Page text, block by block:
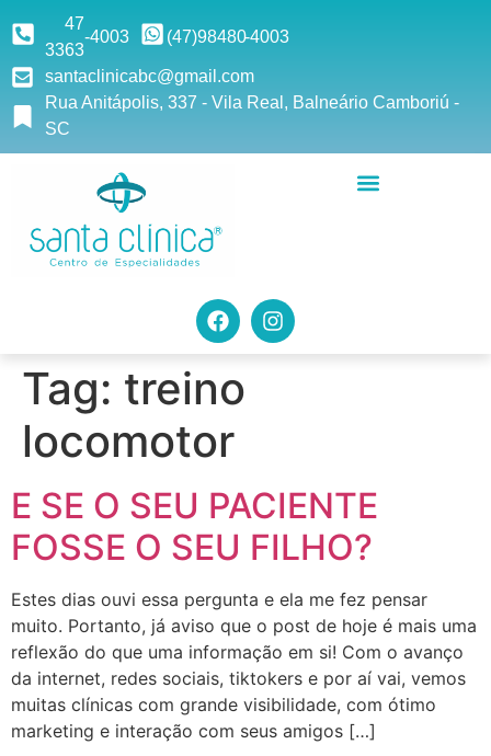
47
3363
-4003 (47)98480-4003
santaclinicabc@gmail.com
Rua Anitápolis, 337 - Vila Real, Balneário Camboriú -
SC
Tag: treino
locomotor
E SE O SEU PACIENTE
FOSSE O SEU FILHO?
Estes dias ouvi essa pergunta e ela me fez pensar
muito. Portanto, já aviso que o post de hoje é mais uma
reflexão do que uma informação em si! Com o avanço
da internet, redes sociais, tiktokers e por aí vai, vemos
muitas clínicas com grande visibilidade, com ótimo
marketing e interação com seus amigos […]